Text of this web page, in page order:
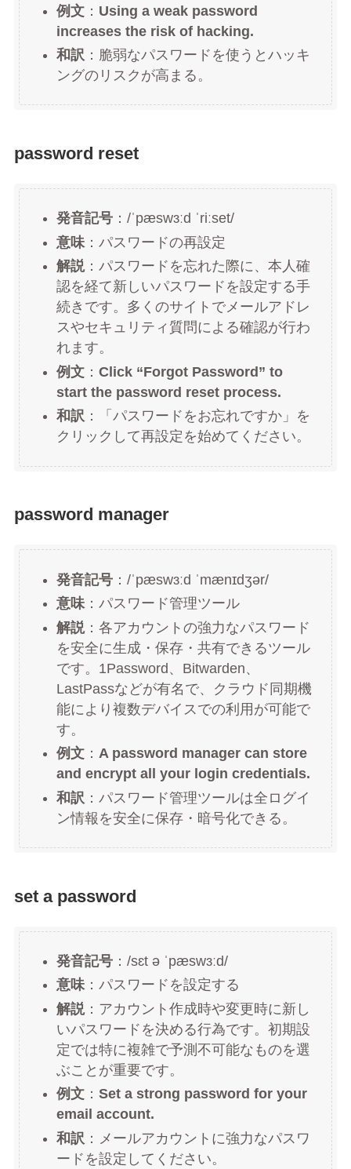
例文： Using a weak password
increases the risk of hacking.
和訳 ：脆弱なパスワードを使うとハッキ
ングのリスクが高まる。
password reset
発音記号：/ˈpæswɜːd ˈriːset/
意味：パスワードの再設定
解説：パスワードを忘れた際に、本人確
認を経て新しいパスワードを設定する手
続きです。多くのサイトでメールアドレ
スやセキュリティ質問による確認が行わ
れます。
例文： Click “Forgot Password” to
start the password reset process.
和訳 ：「パスワードをお忘れですか」を
クリックして再設定を始めてください。
password manager
発音記号：/ˈpæswɜːd ˈmænɪdʒər/
意味：パスワード管理ツール
解説：各アカウントの強力なパスワード
を安全に生成・保存・共有できるツール
です。1Password、Bitwarden、
LastPassなどが有名で、クラウド同期機
能により複数デバイスでの利用が可能で
す。
例文： A password manager can store
and encrypt all your login credentials.
和訳 ：パスワード管理ツールは全ログイ
ン情報を安全に保存・暗号化できる。
set a password
発音記号：/sɛt ə ˈpæswɜːd/
意味：パスワードを設定する
解説：アカウント作成時や変更時に新し
いパスワードを決める行為です。初期設
定では特に複雑で予測不可能なものを選
ぶことが重要です。
例文： Set a strong password for your
email account.
和訳 ：メールアカウントに強力なパスワ
ードを設定してください。